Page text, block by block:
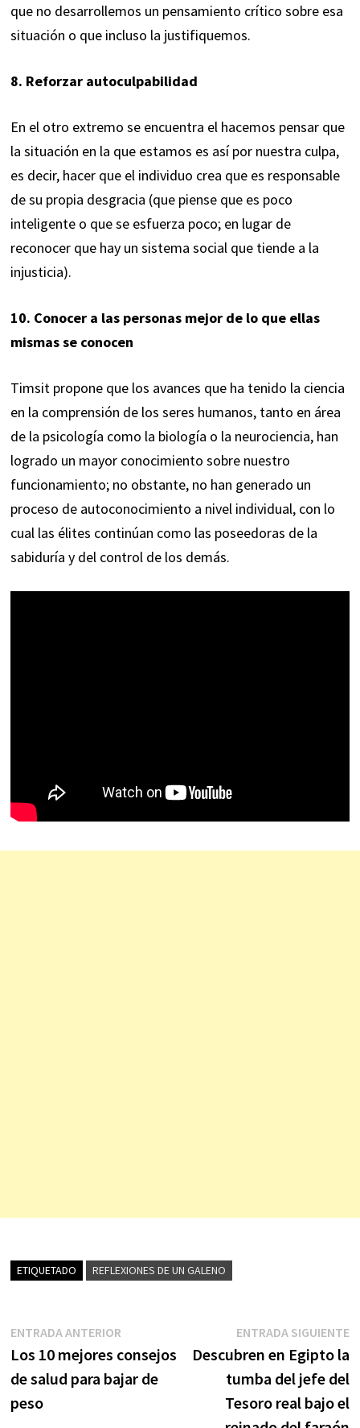
que no desarrollemos un pensamiento crítico sobre esa
situación o que incluso la justifiquemos.
8. Reforzar autoculpabilidad
En el otro extremo se encuentra el hacemos pensar que
la situación en la que estamos es así por nuestra culpa,
es decir, hacer que el individuo crea que es responsable
de su propia desgracia (que piense que es poco
inteligente o que se esfuerza poco; en lugar de
reconocer que hay un sistema social que tiende a la
injusticia).
10. Conocer a las personas mejor de lo que ellas
mismas se conocen
Timsit propone que los avances que ha tenido la ciencia
en la comprensión de los seres humanos, tanto en área
de la psicología como la biología o la neurociencia, han
logrado un mayor conocimiento sobre nuestro
funcionamiento; no obstante, no han generado un
proceso de autoconocimiento a nivel individual, con lo
cual las élites continúan como las poseedoras de la
sabiduría y del control de los demás.
ETIQUETADO REFLEXIONES DE UN GALENO
Navegación
de
entradas
ENTRADA ANTERIOREntrada
anterior:
Los 10 mejores consejos
de salud para bajar de
peso
ENTRADA SIGUIENTE
Descubren en Egipto la
tumba del jefe del
Tesoro real bajo el